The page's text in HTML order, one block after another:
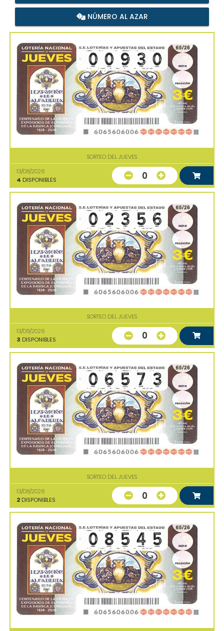
NÚMERO AL AZAR
SORTEO DEL JUEVES
13/08/2026
4 DISPONIBLES 0
SORTEO DEL JUEVES
13/08/2026
3 DISPONIBLES 0
SORTEO DEL JUEVES
13/08/2026
2 DISPONIBLES 0